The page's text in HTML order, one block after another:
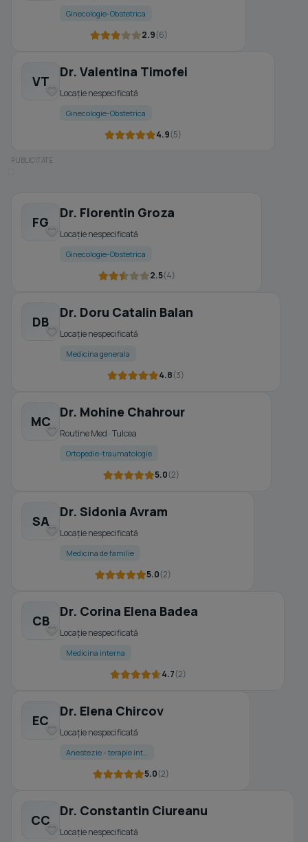
Ginecologie-Obstetrica
2.9(6)
VT
Dr. Valentina Timofei
Locație nespecificată
Ginecologie-Obstetrica
4.9(5)
FG
Dr. Florentin Groza
Locație nespecificată
Ginecologie-Obstetrica
2.5(4)
DB
Dr. Doru Catalin Balan
Locație nespecificată
Medicina generala
4.8(3)
MC
Dr. Mohine Chahrour
Routine Med · Tulcea
Ortopedie-traumatologie
5.0(2)
SA
Dr. Sidonia Avram
Locație nespecificată
Medicina de familie
5.0(2)
CB
Dr. Corina Elena Badea
Locație nespecificată
Medicina interna
4.7(2)
EC
Dr. Elena Chircov
Locație nespecificată
Anestezie - terapie int…
5.0(2)
CC
Dr. Constantin Ciureanu
Locație nespecificată